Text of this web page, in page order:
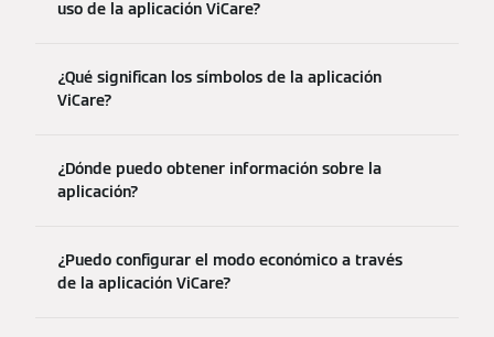
uso de la aplicación ViCare?
¿Qué significan los símbolos de la aplicación
ViCare?
¿Dónde puedo obtener información sobre la
aplicación?
¿Puedo configurar el modo económico a través
de la aplicación ViCare?